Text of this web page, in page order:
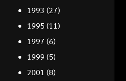
1993 (27)
1995 (11)
1997 (6)
1999 (5)
2001 (8)